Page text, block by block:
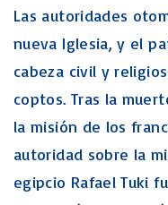
Las autoridades
nueva Iglesia, y el
cabeza civil y
coptos. Tras la
la misión de los
autoridad sobre la
egipcio Rafael Tuki